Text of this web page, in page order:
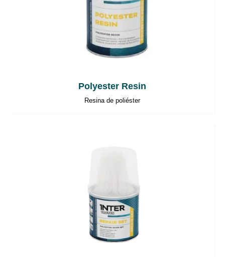
Polyester Resin
Resina de poliéster